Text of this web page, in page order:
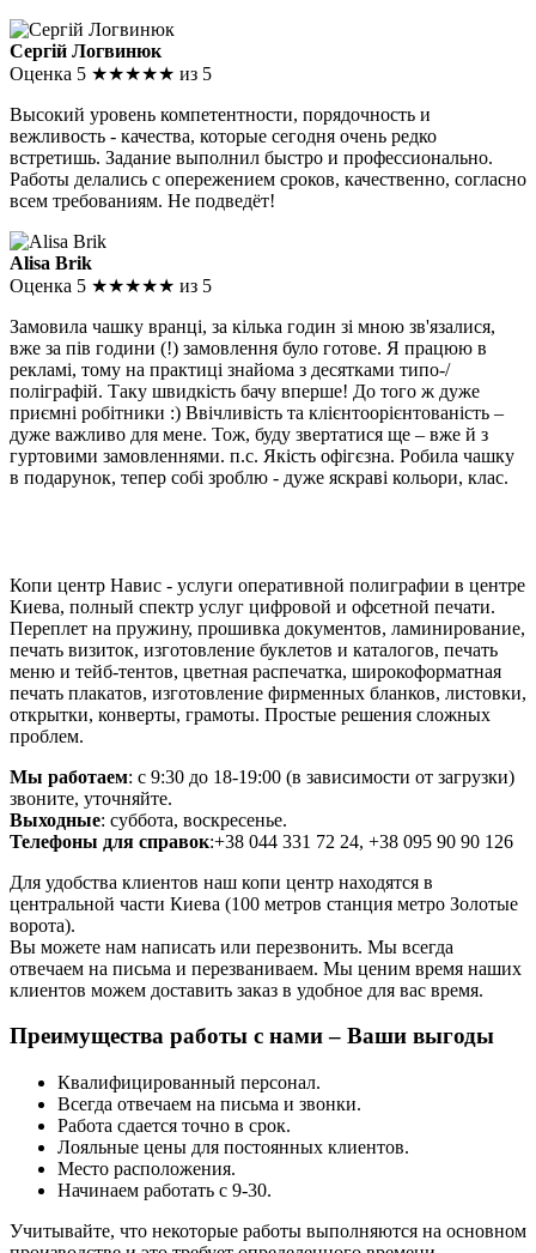
Сергій Логвинюк
Оценка 5 ★★★★★ из 5
Высокий уровень компетентности, порядочность и
вежливость - качества, которые сегодня очень редко
встретишь. Задание выполнил быстро и профессионально.
Работы делались с опережением сроков, качественно, согласно
всем требованиям. Не подведёт!
Alisa Brik
Оценка 5 ★★★★★ из 5
Замовила чашку вранці, за кілька годин зі мною зв'язалися,
вже за пів години (!) замовлення було готове. Я працюю в
рекламі, тому на практиці знайома з десятками типо-/
поліграфій. Таку швидкість бачу вперше! До того ж дуже
приємні робітники :) Ввічливість та клієнтоорієнтованість –
дуже важливо для мене. Тож, буду звертатися ще – вже й з
гуртовими замовленнями. п.с. Якість офігєзна. Робила чашку
в подарунок, тепер собі зроблю - дуже яскраві кольори, клас.
Копи центр Навис - услуги оперативной полиграфии в центре
Киева, полный спектр услуг цифровой и офсетной печати.
Переплет на пружину, прошивка документов, ламинирование,
печать визиток, изготовление буклетов и каталогов, печать
меню и тейб-тентов, цветная распечатка, широкоформатная
печать плакатов, изготовление фирменных бланков, листовки,
открытки, конверты, грамоты. Простые решения сложных
проблем.
Мы работаем: с 9:30 до 18-19:00 (в зависимости от загрузки)
звоните, уточняйте.
Выходные: суббота, воскресенье.
Телефоны для справок:+38 044 331 72 24, +38 095 90 90 126
Для удобства клиентов наш копи центр находятся в
центральной части Киева (100 метров станция метро Золотые
ворота).
Вы можете нам написать или перезвонить. Мы всегда
отвечаем на письма и перезваниваем. Мы ценим время наших
клиентов можем доставить заказ в удобное для вас время.
Преимущества работы с нами – Ваши выгоды
Квалифицированный персонал.
Всегда отвечаем на письма и звонки.
Работа сдается точно в срок.
Лояльные цены для постоянных клиентов.
Место расположения.
Начинаем работать с 9-30.
Учитывайте, что некоторые работы выполняются на основном